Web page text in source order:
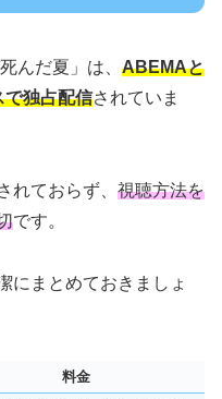
んだ夏」は、 ABEMAと
独占配信されていま
れておらず、 視聴方法を
です。
にまとめておきましょ
料金